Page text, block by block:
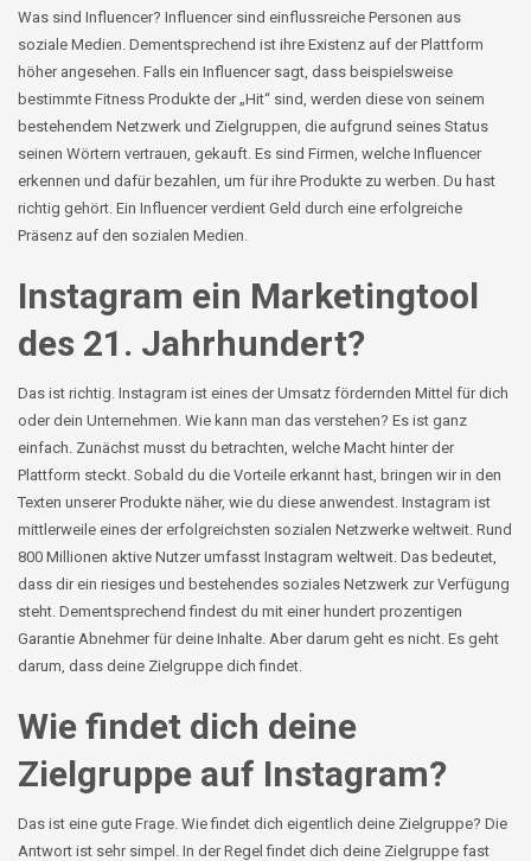
Was sind Influencer? Influencer sind einflussreiche Personen aus
soziale Medien. Dementsprechend ist ihre Existenz auf der Plattform
höher angesehen. Falls ein Influencer sagt, dass beispielsweise
bestimmte Fitness Produkte der „Hit“ sind, werden diese von seinem
bestehendem Netzwerk und Zielgruppen, die aufgrund seines Status
seinen Wörtern vertrauen, gekauft. Es sind Firmen, welche Influencer
erkennen und dafür bezahlen, um für ihre Produkte zu werben. Du hast
richtig gehört. Ein Influencer verdient Geld durch eine erfolgreiche
Präsenz auf den sozialen Medien.
Instagram ein Marketingtool
des 21. Jahrhundert?
Das ist richtig. Instagram ist eines der Umsatz fördernden Mittel für dich
oder dein Unternehmen. Wie kann man das verstehen? Es ist ganz
einfach. Zunächst musst du betrachten, welche Macht hinter der
Plattform steckt. Sobald du die Vorteile erkannt hast, bringen wir in den
Texten unserer Produkte näher, wie du diese anwendest. Instagram ist
mittlerweile eines der erfolgreichsten sozialen Netzwerke weltweit. Rund
800 Millionen aktive Nutzer umfasst Instagram weltweit. Das bedeutet,
dass dir ein riesiges und bestehendes soziales Netzwerk zur Verfügung
steht. Dementsprechend findest du mit einer hundert prozentigen
Garantie Abnehmer für deine Inhalte. Aber darum geht es nicht. Es geht
darum, dass deine Zielgruppe dich findet.
Wie findet dich deine
Zielgruppe auf Instagram?
Das ist eine gute Frage. Wie findet dich eigentlich deine Zielgruppe? Die
Antwort ist sehr simpel. In der Regel findet dich deine Zielgruppe fast